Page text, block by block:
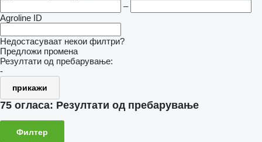
–
Agroline ID
Недостасуваат некои филтри?
Предложи промена
Резултати од пребарување:
-
прикажи
75 огласа: Резултати од пребарување
Филтер